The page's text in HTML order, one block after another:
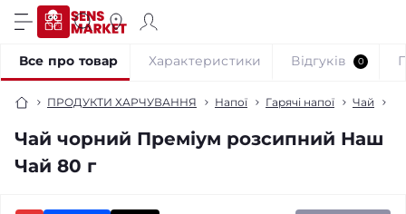
ПРОДУКТИ ХАРЧУВАННЯ Напої Гарячі напої Чай
Чай чорний Преміум розсипний Наш
Чай 80 г
Все про товар Характеристики Відгуків 0